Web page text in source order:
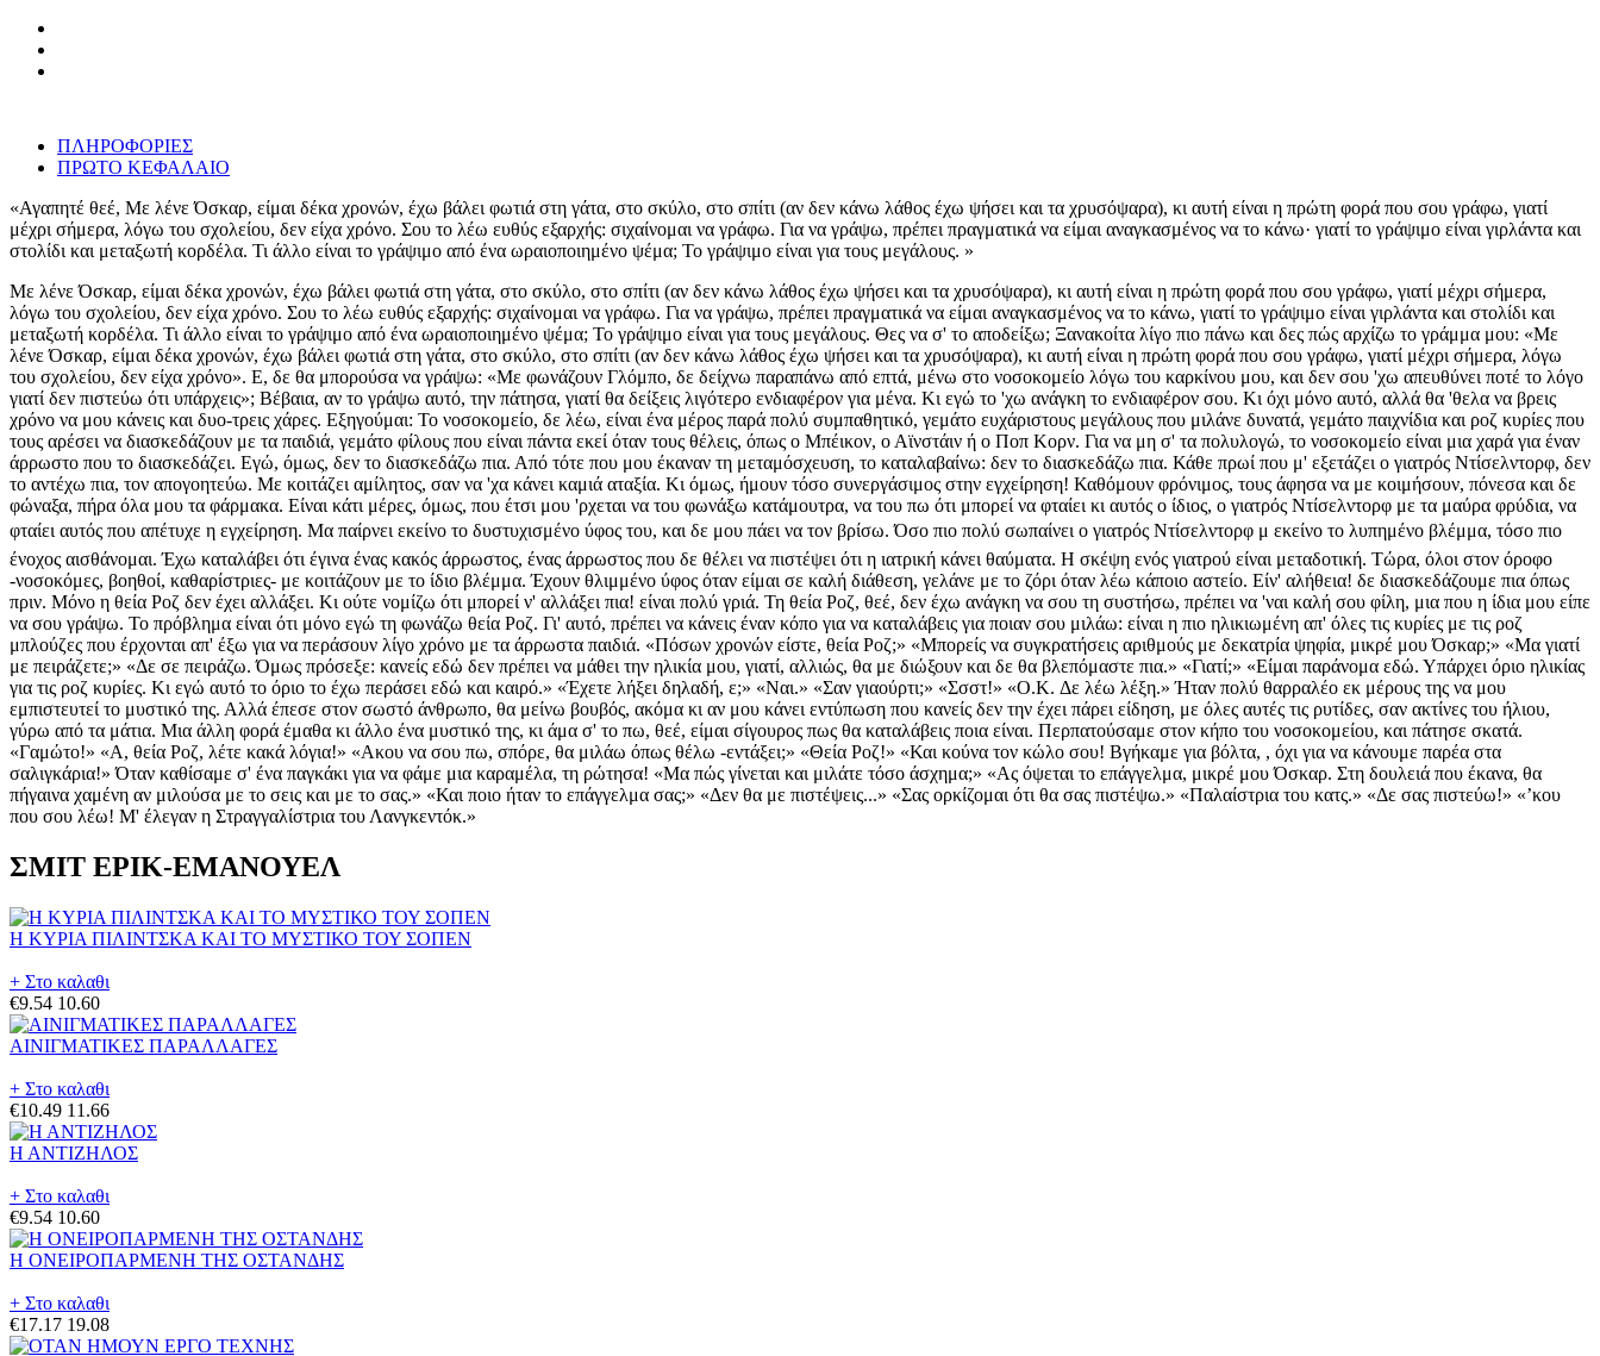
ΠΛΗΡΟΦΟΡΙΕΣ
ΠΡΩΤΟ ΚΕΦΑΛΑΙΟ
«Αγαπητέ θεέ, Με λένε Όσκαρ, είμαι δέκα χρονών, έχω βάλει φωτιά στη γάτα, στο σκύλο, στο σπίτι (αν δεν κάνω λάθος έχω ψήσει και τα χρυσόψαρα), κι αυτή είναι η πρώτη φορά που σου γράφω, γιατί
μέχρι σήμερα, λόγω του σχολείου, δεν είχα χρόνο. Σου το λέω ευθύς εξαρχής: σιχαίνομαι να γράφω. Για να γράψω, πρέπει πραγματικά να είμαι αναγκασμένος να το κάνω· γιατί το γράψιμο είναι γιρλάντα και
στολίδι και μεταξωτή κορδέλα. Τι άλλο είναι το γράψιμο από ένα ωραιοποιημένο ψέμα; Το γράψιμο είναι για τους μεγάλους. »
Με λένε Όσκαρ, είμαι δέκα χρονών, έχω βάλει φωτιά στη γάτα, στο σκύλο, στο σπίτι (αν δεν κάνω λάθος έχω ψήσει και τα χρυσόψαρα), κι αυτή είναι η πρώτη φορά που σου γράφω, γιατί μέχρι σήμερα,
λόγω του σχολείου, δεν είχα χρόνο. Σου το λέω ευθύς εξαρχής: σιχαίνομαι να γράφω. Για να γράψω, πρέπει πραγματικά να είμαι αναγκασμένος να το κάνω, γιατί το γράψιμο είναι γιρλάντα και στολίδι και
μεταξωτή κορδέλα. Τι άλλο είναι το γράψιμο από ένα ωραιοποιημένο ψέμα; Το γράψιμο είναι για τους μεγάλους. Θες να σ' το αποδείξω; Ξανακοίτα λίγο πιο πάνω και δες πώς αρχίζω το γράμμα μου: «Με
λένε Όσκαρ, είμαι δέκα χρονών, έχω βάλει φωτιά στη γάτα, στο σκύλο, στο σπίτι (αν δεν κάνω λάθος έχω ψήσει και τα χρυσόψαρα), κι αυτή είναι η πρώτη φορά που σου γράφω, γιατί μέχρι σήμερα, λόγω
του σχολείου, δεν είχα χρόνο». Ε, δε θα μπορούσα να γράψω: «Με φωνάζουν Γλόμπο, δε δείχνω παραπάνω από επτά, μένω στο νοσοκομείο λόγω του καρκίνου μου, και δεν σου 'χω απευθύνει ποτέ το λόγο
γιατί δεν πιστεύω ότι υπάρχεις»; Βέβαια, αν το γράψω αυτό, την πάτησα, γιατί θα δείξεις λιγότερο ενδιαφέρον για μένα. Κι εγώ το 'χω ανάγκη το ενδιαφέρον σου. Κι όχι μόνο αυτό, αλλά θα 'θελα να βρεις
χρόνο να μου κάνεις και δυο-τρεις χάρες. Εξηγούμαι: Το νοσοκομείο, δε λέω, είναι ένα μέρος παρά πολύ συμπαθητικό, γεμάτο ευχάριστους μεγάλους που μιλάνε δυνατά, γεμάτο παιχνίδια και ροζ κυρίες που
τους αρέσει να διασκεδάζουν με τα παιδιά, γεμάτο φίλους που είναι πάντα εκεί όταν τους θέλεις, όπως ο Μπέικον, ο Αϊνστάιν ή ο Ποπ Κορν. Για να μη σ' τα πολυλογώ, το νοσοκομείο είναι μια χαρά για έναν
άρρωστο που το διασκεδάζει. Εγώ, όμως, δεν το διασκεδάζω πια. Από τότε που μου έκαναν τη μεταμόσχευση, το καταλαβαίνω: δεν το διασκεδάζω πια. Κάθε πρωί που μ' εξετάζει ο γιατρός Ντίσελντορφ, δεν
το αντέχω πια, τον απογοητεύω. Με κοιτάζει αμίλητος, σαν να 'χα κάνει καμιά αταξία. Κι όμως, ήμουν τόσο συνεργάσιμος στην εγχείρηση! Καθόμουν φρόνιμος, τους άφησα να με κοιμήσουν, πόνεσα και δε
φώναξα, πήρα όλα μου τα φάρμακα. Είναι κάτι μέρες, όμως, που έτσι μου 'ρχεται να του φωνάξω κατάμουτρα, να του πω ότι μπορεί να φταίει κι αυτός ο ίδιος, ο γιατρός Ντίσελντορφ με τα μαύρα φρύδια, να
φταίει αυτός που απέτυχε η εγχείρηση. Μα παίρνει εκείνο το δυστυχισμένο ύφος του, και δε μου πάει να τον βρίσω. Όσο πιο πολύ σωπαίνει ο γιατρός Ντίσελντορφ μ εκείνο το λυπημένο βλέμμα, τόσο πιο
ένοχος αισθάνομαι. Έχω καταλάβει ότι έγινα ένας κακός άρρωστος, ένας άρρωστος που δε θέλει να πιστέψει ότι η ιατρική κάνει θαύματα. Η σκέψη ενός γιατρού είναι μεταδοτική. Τώρα, όλοι στον όροφο
-νοσοκόμες, βοηθοί, καθαρίστριες- με κοιτάζουν με το ίδιο βλέμμα. Έχουν θλιμμένο ύφος όταν είμαι σε καλή διάθεση, γελάνε με το ζόρι όταν λέω κάποιο αστείο. Είν' αλήθεια! δε διασκεδάζουμε πια όπως
πριν. Μόνο η θεία Ροζ δεν έχει αλλάξει. Κι ούτε νομίζω ότι μπορεί ν' αλλάξει πια! είναι πολύ γριά. Τη θεία Ροζ, θεέ, δεν έχω ανάγκη να σου τη συστήσω, πρέπει να 'ναι καλή σου φίλη, μια που η ίδια μου είπε
να σου γράψω. Το πρόβλημα είναι ότι μόνο εγώ τη φωνάζω θεία Ροζ. Γι' αυτό, πρέπει να κάνεις έναν κόπο για να καταλάβεις για ποιαν σου μιλάω: είναι η πιο ηλικιωμένη απ' όλες τις κυρίες με τις ροζ
μπλούζες που έρχονται απ' έξω για να περάσουν λίγο χρόνο με τα άρρωστα παιδιά. «Πόσων χρονών είστε, θεία Ροζ;» «Μπορείς να συγκρατήσεις αριθμούς με δεκατρία ψηφία, μικρέ μου Όσκαρ;» «Μα γιατί
με πειράζετε;» «Δε σε πειράζω. Όμως πρόσεξε: κανείς εδώ δεν πρέπει να μάθει την ηλικία μου, γιατί, αλλιώς, θα με διώξουν και δε θα βλεπόμαστε πια.» «Γιατί;» «Είμαι παράνομα εδώ. Υπάρχει όριο ηλικίας
για τις ροζ κυρίες. Κι εγώ αυτό το όριο το έχω περάσει εδώ και καιρό.» «Έχετε λήξει δηλαδή, ε;» «Ναι.» «Σαν γιαούρτι;» «Σσστ!» «O.K. Δε λέω λέξη.» Ήταν πολύ θαρραλέο εκ μέρους της να μου
εμπιστευτεί το μυστικό της. Αλλά έπεσε στον σωστό άνθρωπο, θα μείνω βουβός, ακόμα κι αν μου κάνει εντύπωση που κανείς δεν την έχει πάρει είδηση, με όλες αυτές τις ρυτίδες, σαν ακτίνες του ήλιου,
γύρω από τα μάτια. Μια άλλη φορά έμαθα κι άλλο ένα μυστικό της, κι άμα σ' το πω, θεέ, είμαι σίγουρος πως θα καταλάβεις ποια είναι. Περπατούσαμε στον κήπο του νοσοκομείου, και πάτησε σκατά.
«Γαμώτο!» «Α, θεία Ροζ, λέτε κακά λόγια!» «Ακου να σου πω, σπόρε, θα μιλάω όπως θέλω -εντάξει;» «Θεία Ροζ!» «Και κούνα τον κώλο σου! Βγήκαμε για βόλτα, , όχι για να κάνουμε παρέα στα
σαλιγκάρια!» Όταν καθίσαμε σ' ένα παγκάκι για να φάμε μια καραμέλα, τη ρώτησα! «Μα πώς γίνεται και μιλάτε τόσο άσχημα;» «Ας όψεται το επάγγελμα, μικρέ μου Όσκαρ. Στη δουλειά που έκανα, θα
πήγαινα χαμένη αν μιλούσα με το σεις και με το σας.» «Και ποιο ήταν το επάγγελμα σας;» «Δεν θα με πιστέψεις...» «Σας ορκίζομαι ότι θα σας πιστέψω.» «Παλαίστρια του κατς.» «Δε σας πιστεύω!» «ʼκου
που σου λέω! Μ' έλεγαν η Στραγγαλίστρια του Λανγκεντόκ.»
ΣΜΙΤ ΕΡΙΚ-ΕΜΑΝΟΥΕΛ
Η ΚΥΡΙΑ ΠΙΛΙΝΤΣΚΑ ΚΑΙ ΤΟ ΜΥΣΤΙΚΟ ΤΟΥ ΣΟΠΕΝ
+ Στο καλαθι
€9.54 10.60
ΑΙΝΙΓΜΑΤΙΚΕΣ ΠΑΡΑΛΛΑΓΕΣ
+ Στο καλαθι
€10.49 11.66
Η ΑΝΤΙΖΗΛΟΣ
+ Στο καλαθι
€9.54 10.60
Η ΟΝΕΙΡΟΠΑΡΜΕΝΗ ΤΗΣ ΟΣΤΑΝΔΗΣ
+ Στο καλαθι
€17.17 19.08